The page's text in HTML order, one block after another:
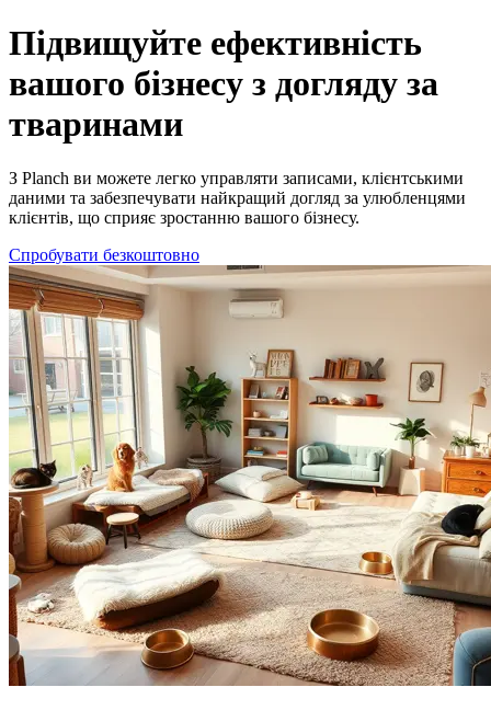
Програмне забезпечення для догляду за тваринами | Planch для
Підвищуйте ефективність
вашого бізнесу з догляду за
тваринами
З Planch ви можете легко управляти записами, клієнтськими
даними та забезпечувати найкращий догляд за улюбленцями
клієнтів, що сприяє зростанню вашого бізнесу.
Спробувати безкоштовно